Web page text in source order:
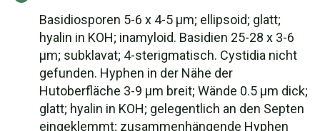
Basidiosporen 5-6 x 4-5 µm; ellipsoid; glatt;
hyalin in KOH; inamyloid. Basidien 25-28 x 3-6
µm; subklavat; 4-sterigmatisch. Cystidia nicht
gefunden. Hyphen in der Nähe der
Hutoberfläche 3-9 µm breit; Wände 0.5 µm dick;
glatt; hyalin in KOH; gelegentlich an den Septen
eingeklemmt; zusammenhängende Hyphen